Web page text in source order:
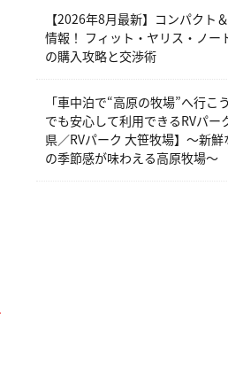
【2026年8月最新】コンパクト
情報！ フィット・ヤリス・ノー
の購入攻略と交渉術
「車中泊で“高原の牧場”へ行こ
でも安心して利用できるRVパー
県／RVパーク 大笹牧場】～新
の季節感が味わえる高原牧場～